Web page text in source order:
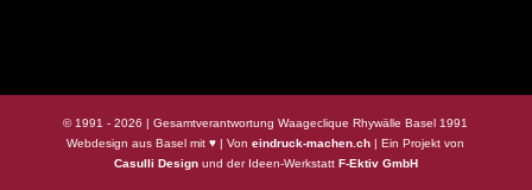
© 1991 - 2026 | Gesamtverantwortung Waageclique Rhywälle Basel 1991
Webdesign aus Basel mit ♥ | Voneindruck-machen.ch | Ein Projekt von
Casulli Designund der Ideen-Werkstatt F-Ektiv GmbH